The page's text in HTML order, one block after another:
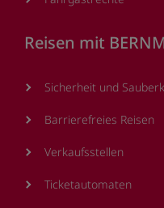
Reisen mit
Sicherheit und
Barrierefreies Reisen
Verkaufsstellen
Ticketautomaten